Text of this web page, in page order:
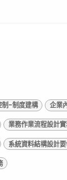
制-制度建構 企業
業務作業流程設計
系統資料結構設計